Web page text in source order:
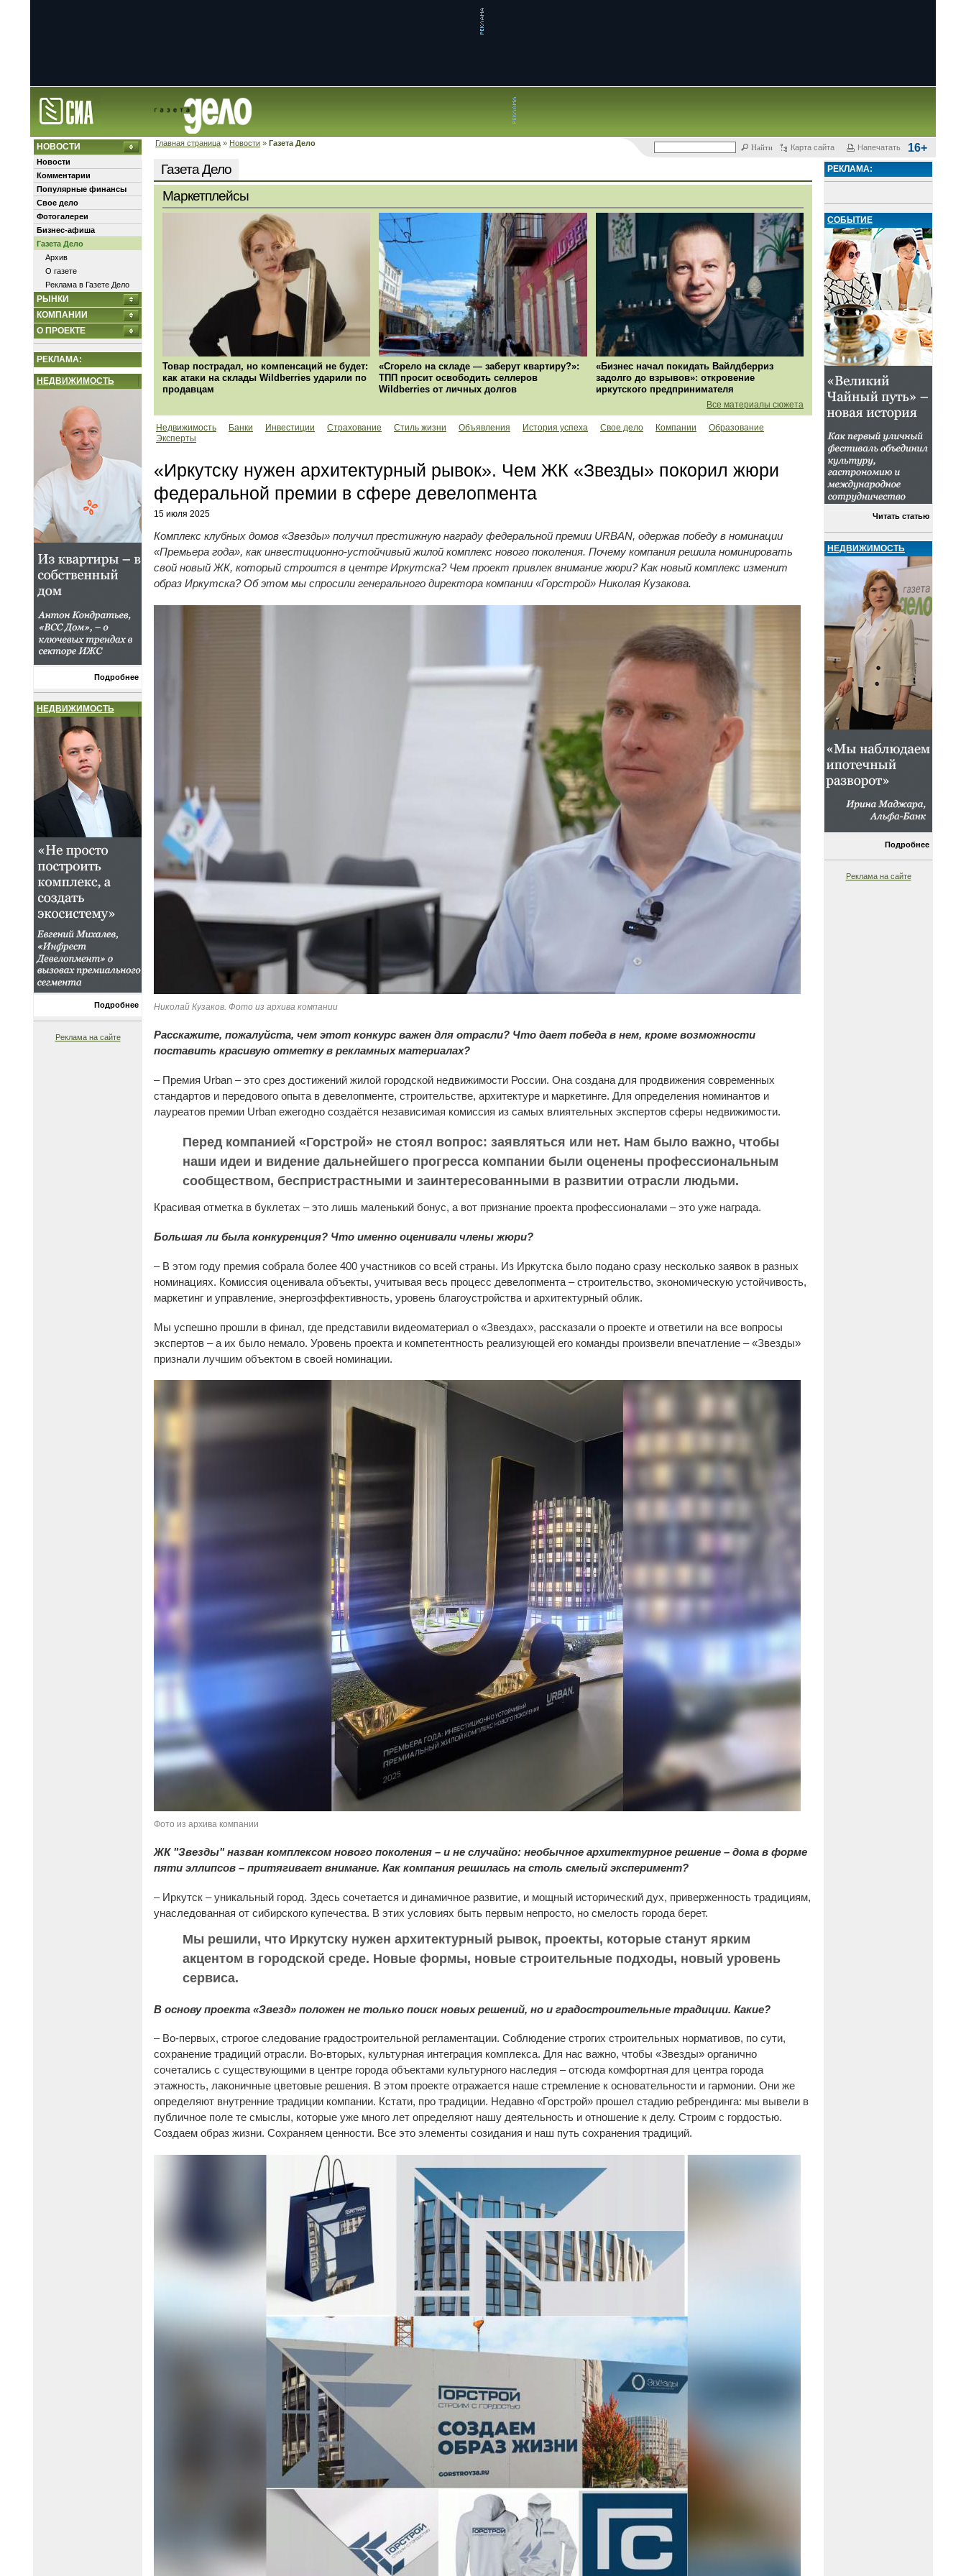
Главная страница » Новости » Газета Дело
Карта сайта Напечатать 16+
НОВОСТИ
Новости
Комментарии
Популярные финансы
Свое дело
Фотогалереи
Бизнес-афиша
Газета Дело
Архив
О газете
Реклама в Газете Дело
РЫНКИ
КОМПАНИИ
О ПРОЕКТЕ
РЕКЛАМА:
НЕДВИЖИМОСТЬ
Подробнее
НЕДВИЖИМОСТЬ
Подробнее
Реклама на сайте
Газета Дело
Маркетплейсы
Товар пострадал, но компенсаций не будет:
как атаки на склады Wildberries ударили по
продавцам
«Сгорело на складе — заберут квартиру?»:
ТПП просит освободить селлеров
Wildberries от личных долгов
«Бизнес начал покидать Вайлдберриз
задолго до взрывов»: откровение
иркутского предпринимателя
Все материалы сюжета
Недвижимость Банки Инвестиции Страхование Стиль жизни Объявления История успеха Свое дело Компании
Образование
Эксперты
«Иркутску нужен архитектурный рывок». Чем ЖК «Звезды» покорил жюри
федеральной премии в сфере девелопмента
15 июля 2025
Комплекс клубных домов «Звезды» получил престижную награду федеральной премии URBAN, одержав победу в номинации
«Премьера года», как инвестиционно-устойчивый жилой комплекс нового поколения. Почему компания решила номинировать
свой новый ЖК, который строится в центре Иркутска? Чем проект привлек внимание жюри? Как новый комплекс изменит
образ Иркутска? Об этом мы спросили генерального директора компании «Горстрой» Николая Кузакова.
Николай Кузаков. Фото из архива компании
Расскажите, пожалуйста, чем этот конкурс важен для отрасли? Что дает победа в нем, кроме возможности
поставить красивую отметку в рекламных материалах?
– Премия Urban – это срез достижений жилой городской недвижимости России. Она создана для продвижения современных
стандартов и передового опыта в девелопменте, строительстве, архитектуре и маркетинге. Для определения номинантов и
лауреатов премии Urban ежегодно создаётся независимая комиссия из самых влиятельных экспертов сферы недвижимости.
Перед компанией «Горстрой» не стоял вопрос: заявляться или нет. Нам было важно, чтобы
наши идеи и видение дальнейшего прогресса компании были оценены профессиональным
сообществом, беспристрастными и заинтересованными в развитии отрасли людьми.
Красивая отметка в буклетах – это лишь маленький бонус, а вот признание проекта профессионалами – это уже награда.
Большая ли была конкуренция? Что именно оценивали члены жюри?
– В этом году премия собрала более 400 участников со всей страны. Из Иркутска было подано сразу несколько заявок в разных
номинациях. Комиссия оценивала объекты, учитывая весь процесс девелопмента – строительство, экономическую устойчивость,
маркетинг и управление, энергоэффективность, уровень благоустройства и архитектурный облик.
Мы успешно прошли в финал, где представили видеоматериал о «Звездах», рассказали о проекте и ответили на все вопросы
экспертов – а их было немало. Уровень проекта и компетентность реализующей его команды произвели впечатление – «Звезды»
признали лучшим объектом в своей номинации.
Фото из архива компании
ЖК "Звезды" назван комплексом нового поколения – и не случайно: необычное архитектурное решение – дома в форме
пяти эллипсов – притягивает внимание. Как компания решилась на столь смелый эксперимент?
– Иркутск – уникальный город. Здесь сочетается и динамичное развитие, и мощный исторический дух, приверженность традициям,
унаследованная от сибирского купечества. В этих условиях быть первым непросто, но смелость города берет.
Мы решили, что Иркутску нужен архитектурный рывок, проекты, которые станут ярким
акцентом в городской среде. Новые формы, новые строительные подходы, новый уровень
сервиса.
В основу проекта «Звезд» положен не только поиск новых решений, но и градостроительные традиции. Какие?
– Во-первых, строгое следование градостроительной регламентации. Соблюдение строгих строительных нормативов, по сути,
сохранение традиций отрасли. Во-вторых, культурная интеграция комплекса. Для нас важно, чтобы «Звезды» органично
сочетались с существующими в центре города объектами культурного наследия – отсюда комфортная для центра города
этажность, лаконичные цветовые решения. В этом проекте отражается наше стремление к основательности и гармонии. Они же
определяют внутренние традиции компании. Кстати, про традиции. Недавно «Горстрой» прошел стадию ребрендинга: мы вывели в
публичное поле те смыслы, которые уже много лет определяют нашу деятельность и отношение к делу. Строим с гордостью.
Создаем образ жизни. Сохраняем ценности. Все это элементы созидания и наш путь сохранения традиций.
РЕКЛАМА:
СОБЫТИЕ
Читать статью
НЕДВИЖИМОСТЬ
Подробнее
Реклама на сайте